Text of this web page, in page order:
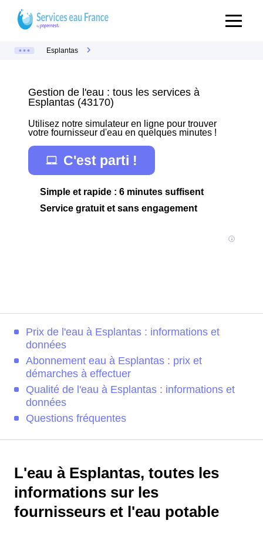
Esplantas
Gestion de l'eau : tous les services à
Esplantas (43170)
Utilisez notre simulateur en ligne pour trouver
votre fournisseur d'eau en quelques minutes !
C'est parti !
Simple et rapide : 6 minutes suffisent
Service gratuit et sans engagement
Prix de l'eau à Esplantas : informations et
données
Abonnement eau à Esplantas : prix et
démarches à effectuer
Qualité de l'eau à Esplantas : informations et
données
Questions fréquentes
L'eau à Esplantas, toutes les
informations sur les
fournisseurs et l'eau potable